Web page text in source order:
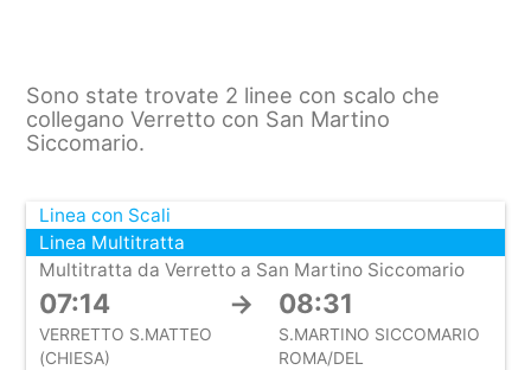
Sono state trovate 2 linee con scalo che
collegano Verretto con San Martino
Siccomario.
Linea con Scali
Linea Multitratta
Multitratta da Verretto a San Martino Siccomario
07:14 → 08:31
VERRETTO S.MATTEO
(CHIESA)
S.MARTINO SICCOMARIO
ROMA/DEL